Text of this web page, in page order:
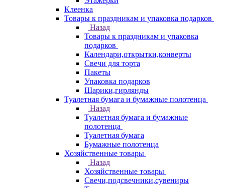
Клеенка
Товары к праздникам и упаковка подарков
Назад
Товары к праздникам и упаковка
подарков
Календари,открытки,конверты
Свечи для торта
Пакеты
Упаковка подарков
Шарики,гирлянды
Туалетная бумага и бумажные полотенца
Назад
Туалетная бумага и бумажные
полотенца
Туалетная бумага
Бумажные полотенца
Хозяйственные товары
Назад
Хозяйственные товары
Свечи,подсвечники,сувениры